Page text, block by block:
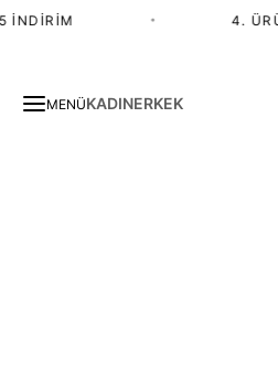
İNDIRIM 4.
MENÜKADINERKEK